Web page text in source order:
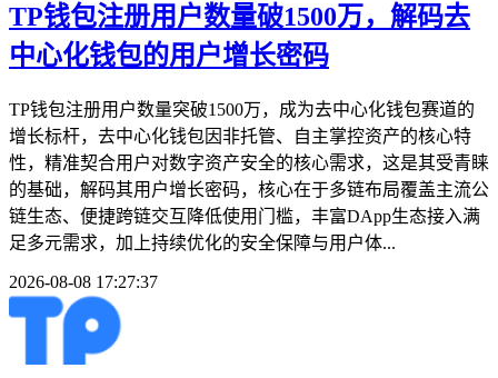
TP钱包注册用户数量破1500万，解码去
中心化钱包的用户增长密码
TP钱包注册用户数量突破1500万，成为去中心化钱包赛道的
增长标杆，去中心化钱包因非托管、自主掌控资产的核心特
性，精准契合用户对数字资产安全的核心需求，这是其受青睐
的基础，解码其用户增长密码，核心在于多链布局覆盖主流公
链生态、便捷跨链交互降低使用门槛，丰富DApp生态接入满
足多元需求，加上持续优化的安全保障与用户体...
2026-08-08 17:27:37